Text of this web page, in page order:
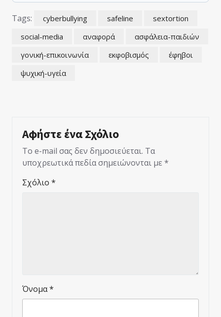
Tags: cyberbullying safeline
sextortion
social-media
αναφορά
ασφάλεια-παιδιών
γονική-επικοινωνία
εκφοβισμός
έφηβοι
ψυχική-υγεία
Αφήστε ένα Σχόλιο
Το e-mail σας δεν δημοσιεύεται. Τα
υποχρεωτικά πεδία σημειώνονται με *
Σχόλιο *
Όνομα*